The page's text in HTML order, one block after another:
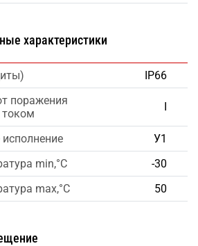
характеристики
IP66
поражения
током
У1
min,°C
-30
max,°C
50